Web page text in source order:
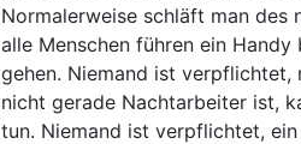
Normalerweise schläft man des
alle Menschen führen ein
gehen. Niemand ist verpflichtet,
nicht gerade Nachtarbeiter ist,
tun. Niemand ist verpflichtet,